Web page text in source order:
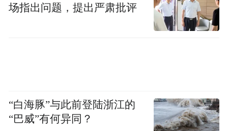
场指出问题，提出严肃批评
“白海豚”与此前登陆浙江的
“巴威”有何异同？